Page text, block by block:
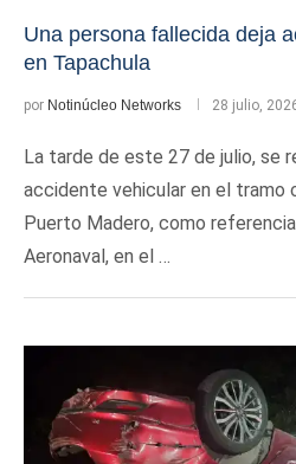
Una persona fallecida deja
en Tapachula
por Notinúcleo Networks 28 julio,
La tarde de este 27 de julio, se
accidente vehicular en el tramo
Puerto Madero, como
Aeronaval, en el …